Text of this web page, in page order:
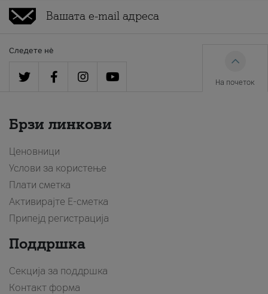
Следете нè
На почеток
Брзи линкови
Ценовници
Услови за користење
Плати сметка
Активирајте Е-сметка
Припејд регистрација
Поддршка
Секција за поддршка
Контакт форма